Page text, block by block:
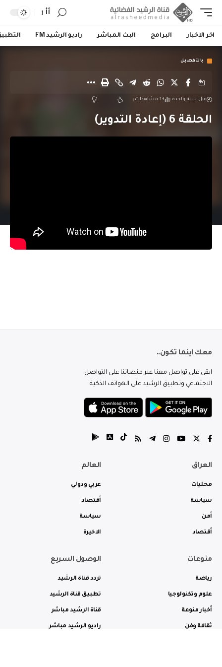
أأ
اخر الاخبار البرامج البث المباشر راديو الرشيد FM
بالتفصيل
قبل سنة واحدة 13 مشاهدات
الحلقة 6 (إعادة التدوير)
معك اينما تكون..
ابقى على تواصل معنا عبر منصاتنا على التواصل
الاجتماعي وتطبيق الرشيد على الهواتف الذكية.
العراق
محليات
سياسة
أمن
أقتصاد
العالم
عربي ودولي
أقتصاد
سياسة
الاخيرة
منوعات
رياضة
علوم وتكنولوجيا
أخبار منوعة
ثقافة وفن
الوصول السريع
تردد قناة الرشيد
تطبيق قناة الرشيد
قناة الرشيد مباشر
راديو الرشيد مباشر